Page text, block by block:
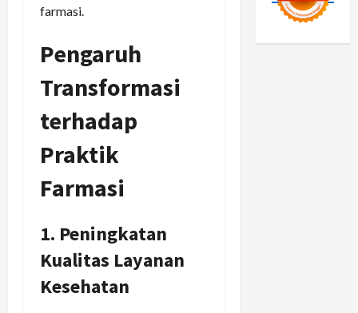
farmasi.
Pengaruh
Transformasi
terhadap
Praktik
Farmasi
1. Peningkatan
Kualitas Layanan
Kesehatan